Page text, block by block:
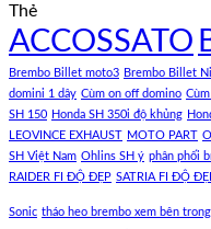
Thẻ
ACCOSSATO
Brembo Billet moto3 Brembo Billet
domini 1 dây Cùm on off domino
SH 150 Honda SH 350i độ khủng
LEOVINCE EXHAUST MOTO PART
SH Việt Nam Ohlins SH ý phân phối
RAIDER FI ĐỘ ĐẸP SATRIA FI ĐỘ
Sonic tháo heo brembo xem bên trong